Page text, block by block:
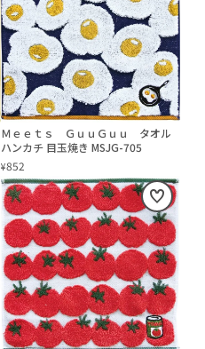
Ｍｅｅｔｓ ＧｕｕＧｕｕ タオル
ハンカチ 目玉焼き MSJG-705
¥852